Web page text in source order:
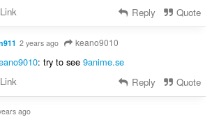
Link
Reply Quote
2 years ago keano9010
: try to see 9anime.se
Link
Reply Quote
ago